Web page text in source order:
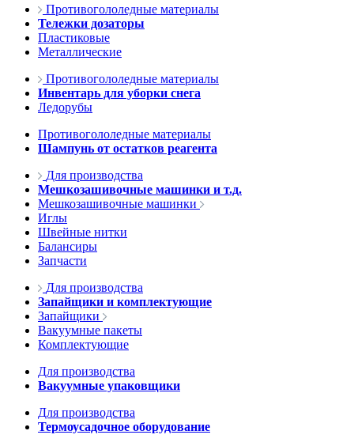
Противогололедные материалы
Тележки дозаторы
Пластиковые
Металлические
Противогололедные материалы
Инвентарь для уборки снега
Ледорубы
Противогололедные материалы
Шампунь от остатков реагента
Для производства
Мешкозашивочные машинки и т.д.
Мешкозашивочные машинки
Иглы
Швейные нитки
Балансиры
Запчасти
Для производства
Запайщики и комплектующие
Запайщики
Вакуумные пакеты
Комплектующие
Для производства
Вакуумные упаковщики
Для производства
Термоусадочное оборудование